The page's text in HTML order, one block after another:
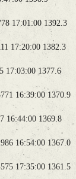
17:01:00 1392.3
17:20:00 1382.3
1377.6
16:39:00 1370.9
1369.8
16:54:00 1367.0
17:35:00 1361.5